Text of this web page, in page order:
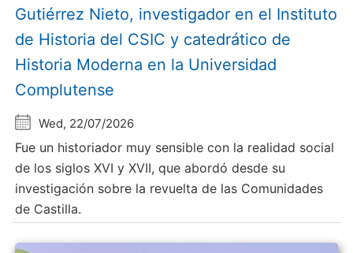
Gutiérrez Nieto, investigador en el Instituto
de Historia del CSIC y catedrático de
Historia Moderna en la Universidad
Complutense
Wed, 22/07/2026
Fue un historiador muy sensible con la realidad social
de los siglos XVI y XVII, que abordó desde su
investigación sobre la revuelta de las Comunidades
de Castilla.